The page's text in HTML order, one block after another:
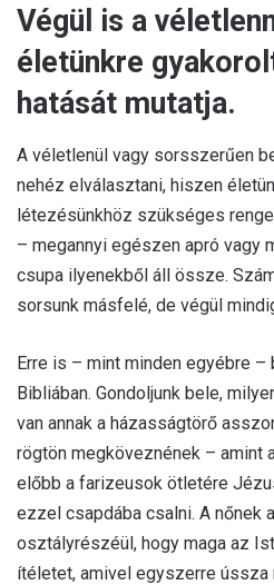
Végül is a
életünkre
hatását mutatja.
A véletlenül vagy sorsszerűen
nehéz elválasztani, hiszen
létezésünkhöz szükséges
– megannyi egészen apró vagy
csupa ilyenekből áll össze.
sorsunk másfelé, de végül
Erre is – mint minden egyébre –
Bibliában. Gondoljunk bele,
van annak a házasságtörő
rögtön megköveznének – amint
előbb a farizeusok ötletére
ezzel csapdába csalni. A nőnek
osztályrészéül, hogy maga az
ítéletet, amivel egyszerre ússza